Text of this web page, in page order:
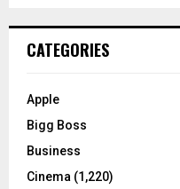
h
o
:
CATEGORIES
Apple
Bigg Boss
Business
Cinema (1,220)